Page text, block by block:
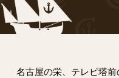
名古屋の栄、テレビ塔